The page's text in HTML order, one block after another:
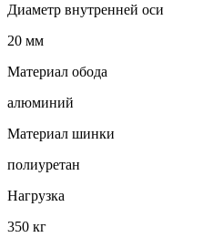
Диаметр внутренней оси
20 мм
Материал обода
алюминий
Материал шинки
полиуретан
Нагрузка
350 кг